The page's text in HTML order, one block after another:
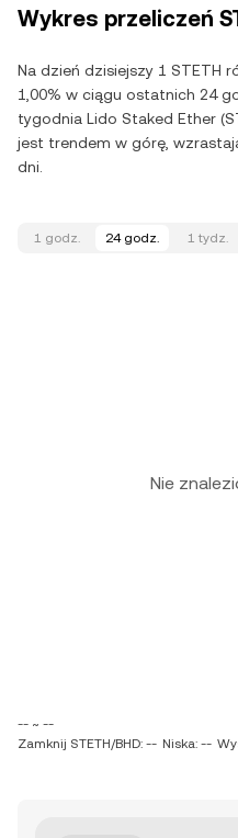
Wykres przeliczeń
Na dzień dzisiejszy 1 STETH
1,00% w ciągu ostatnich 24
tygodnia Lido Staked Ether
jest trendem w górę,
dni.
1 godz. 24 godz. 1 tydz.
Nie
-- ~ --
Zamknij STETH/BHD: -- Niska: --